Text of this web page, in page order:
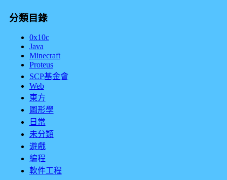
分類目錄
0x10c
Java
Minecraft
Proteus
SCP基金會
Web
東方
圖形學
日常
未分類
遊戲
編程
軟件工程